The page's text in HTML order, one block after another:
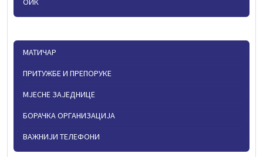
МАТИЧАР
ПРИТУЖБЕ И ПРЕПОРУКЕ
МЈЕСНЕ ЗАЈЕДНИЦЕ
БОРАЧКА ОРГАНИЗАЦИЈА
ВАЖНИЈИ ТЕЛЕФОНИ